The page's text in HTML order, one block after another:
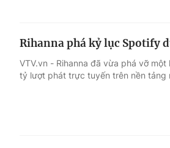
Rihanna phá kỷ lục Spotify
VTV.vn - Rihanna đã vừa phá vỡ
tỷ lượt phát trực tuyến trên nền tảng